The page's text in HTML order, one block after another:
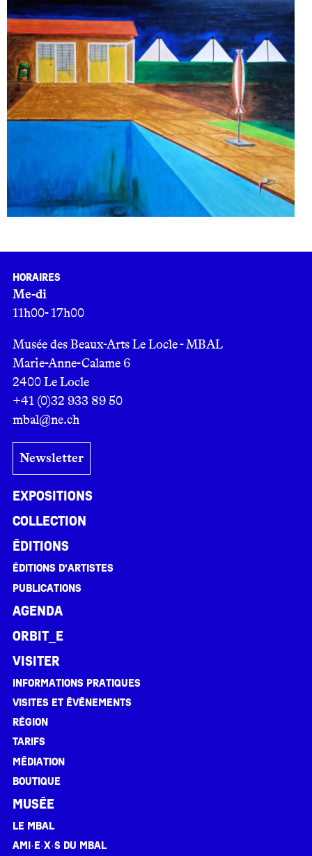
Horaires
Me-di
11h00- 17h00
Musée des Beaux-Arts Le Locle - MBAL
Marie-Anne-Calame 6
2400 Le Locle
+41 (0)32 933 89 50
mbal@ne.ch
Newsletter
Expositions
Collection
Éditions
Éditions d’artistes
Publications
Agenda
ORBIT_E
Visiter
Informations pratiques
Visites et événements
Région
Tarifs
Médiation
Boutique
Musée
Le MBAL
Ami·e·x·s du MBAL